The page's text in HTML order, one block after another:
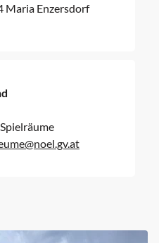
Maria Enzersdorf